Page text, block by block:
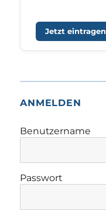
Jetzt eintragen
ANMELDEN
Benutzername
Passwort